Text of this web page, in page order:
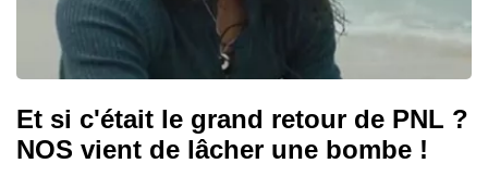
Et si c'était le grand retour de PNL ?
NOS vient de lâcher une bombe !